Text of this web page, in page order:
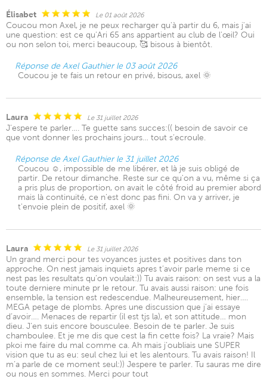
Élisabet Le 01 août 2026
Coucou mon Axel, je ne peux recharger qu'à partir du 6, mais j'ai
une question: est ce qu'Ari 65 ans appartient au club de l'œil? Oui
ou non selon toi, merci beaucoup, 🥰 bisous à bientôt.
Réponse de Axel Gauthier le 03 août 2026
Coucou je te fais un retour en privé, bisous, axel 🌞
Laura Le 31 juillet 2026
J’espere te parler…. Te guette sans succes:(( besoin de savoir ce
que vont donner les prochains jours… tout s’ecroule.
Réponse de Axel Gauthier le 31 juillet 2026
Coucou ☺️, impossible de me libérer, et là je suis obligé de
partir. De retour dimanche. Reste sur ce qu'on a vu, même si ça
a pris plus de proportion, on avait le côté froid au premier abord
mais là continuité, ce n'est donc pas fini. On va y arriver, je
t'envoie plein de positif, axel 🌞
Laura Le 31 juillet 2026
Un grand merci pour tes voyances justes et positives dans ton
approche. On nest jamais inquiets apres t’avoir parle meme si ce
nest pas les resultats qu’on voulait:)) Tu avais raison: on sest vus a la
toute derniere minute pr le retour. Tu avais aussi raison: une fois
ensemble, la tension est redescendue. Malheureusement, hier….
MEGA petage de plombs. Apres une discussion que j’ai essaye
d’avoir…. Menaces de repartir (il est tjs la), et son attitude… mon
dieu. J’en suis encore bousculee. Besoin de te parler. Je suis
chamboulee. Et je me dis que cest la fin cette fois? La vraie? Mais
pkoi me faire du mal comme ca. Ah mais j’oubliais une SUPER
vision que tu as eu: seul chez lui et les alentours. Tu avais raison! Il
m’a parle de ce moment seul:)) Jespere te parler. Tu sauras me dire
ou nous en sommes. Merci pour tout